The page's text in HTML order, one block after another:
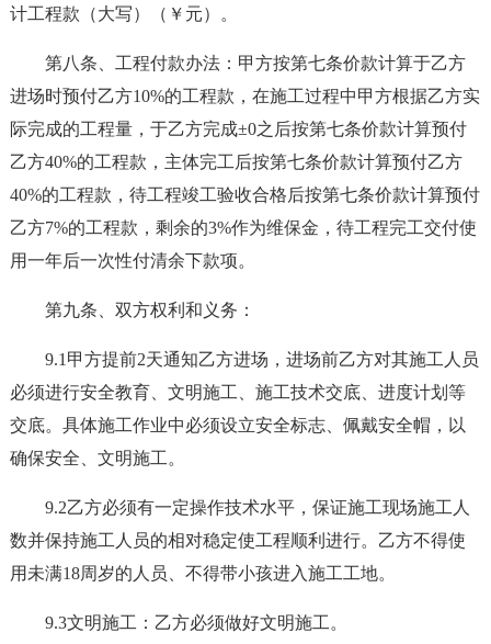
计工程款（大写）（￥元）。
第八条、工程付款办法：甲方按第七条价款计算于乙方
进场时预付乙方10%的工程款，在施工过程中甲方根据乙方实
际完成的工程量，于乙方完成±0之后按第七条价款计算预付
乙方40%的工程款，主体完工后按第七条价款计算预付乙方
40%的工程款，待工程竣工验收合格后按第七条价款计算预付
乙方7%的工程款，剩余的3%作为维保金，待工程完工交付使
用一年后一次性付清余下款项。
第九条、双方权利和义务：
9.1甲方提前2天通知乙方进场，进场前乙方对其施工人员
必须进行安全教育、文明施工、施工技术交底、进度计划等
交底。具体施工作业中必须设立安全标志、佩戴安全帽，以
确保安全、文明施工。
9.2乙方必须有一定操作技术水平，保证施工现场施工人
数并保持施工人员的相对稳定使工程顺利进行。乙方不得使
用未满18周岁的人员、不得带小孩进入施工工地。
9.3文明施工：乙方必须做好文明施工。